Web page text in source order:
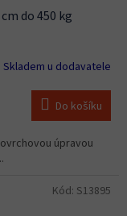
do 450 kg
Skladem u dodavatele
Do košíku
úpravou
Kód: S13895